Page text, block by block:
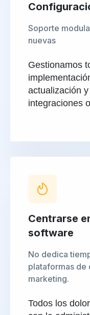
Soporte
nuevas
Gestionamos
actualización
integraciones
Centrarse
software
No dedica
plataformas de
marketing.
Todos los